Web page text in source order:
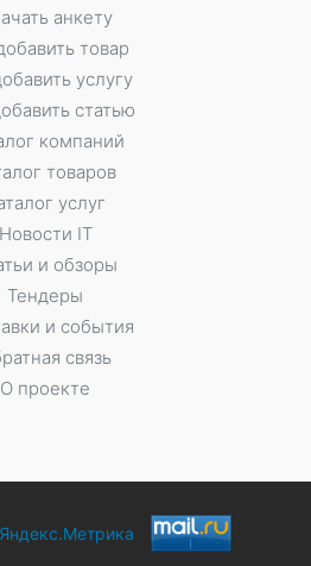
анкету
товар
услугу
статью
компаний
товаров
услуг
Новости IT
и обзоры
Тендеры
и события
связь
О проекте